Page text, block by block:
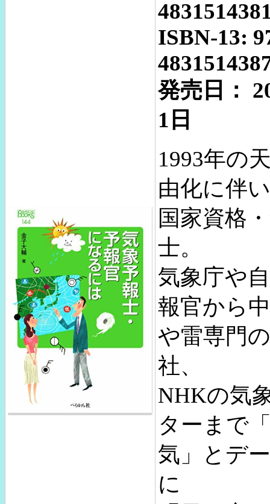
ISBN-13:
発売日：
1日
1993年の
由化に伴
国家資格
士。
気象庁や
報官から
や雷専門
社、
NHKの気
ターまで
気」とデ
に